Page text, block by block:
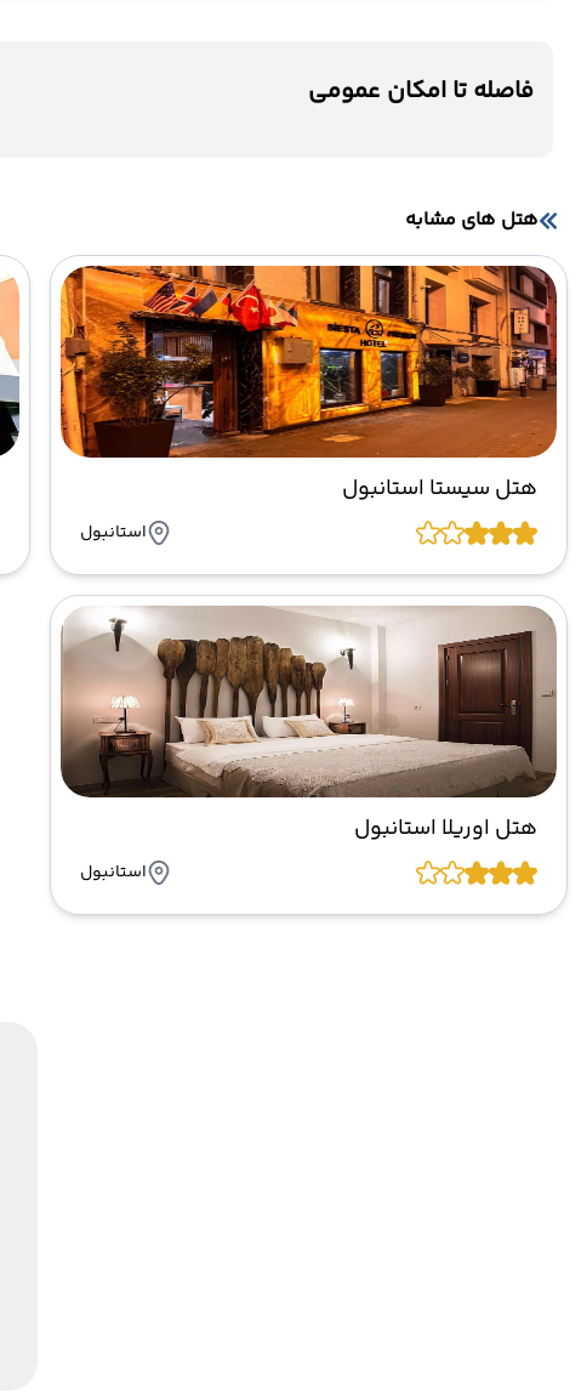
فاصله تا امکان عمومی
هتل های مشابه
هتل سیستا استانبول
استانبول
هتل اوریلا استانبول
استانبول